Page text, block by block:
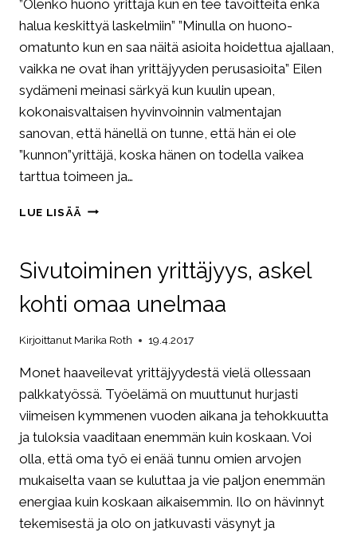
”Olenko huono yrittäjä kun en tee tavoitteita enkä
halua keskittyä laskelmiin” ”Minulla on huono-
omatunto kun en saa näitä asioita hoidettua ajallaan,
vaikka ne ovat ihan yrittäjyyden perusasioita” Eilen
sydämeni meinasi särkyä kun kuulin upean,
kokonaisvaltaisen hyvinvoinnin valmentajan
sanovan, että hänellä on tunne, että hän ei ole
”kunnon”yrittäjä, koska hänen on todella vaikea
tarttua toimeen ja…
LUE LISÄÄ OLE
–
YRITTÄJÄNÄ
Sivutoiminen yrittäjyys, askel
kohti omaa unelmaa
Kirjoittanut Marika Roth 19.4.2017
Monet haaveilevat yrittäjyydestä vielä ollessaan
palkkatyössä. Työelämä on muuttunut hurjasti
viimeisen kymmenen vuoden aikana ja tehokkuutta
ja tuloksia vaaditaan enemmän kuin koskaan. Voi
olla, että oma työ ei enää tunnu omien arvojen
mukaiselta vaan se kuluttaa ja vie paljon enemmän
energiaa kuin koskaan aikaisemmin. Ilo on hävinnyt
tekemisestä ja olo on jatkuvasti väsynyt ja